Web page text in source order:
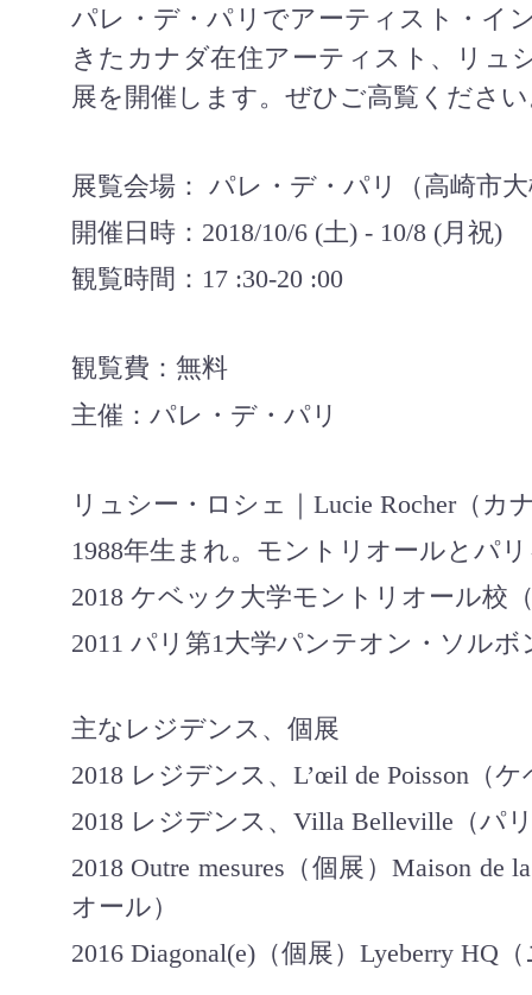
パレ・デ・パリでアーティスト・イ
きたカナダ在住アーティスト、リュ
展を開催します。ぜひご高覧くださ
展覧会場： パレ・デ・パリ（高崎市
開催日時： 2018/10/6 (土) - 10/8 (月祝)
観覧時間： 17 :30-20 :00
観覧費：無料
主催：パレ・デ・パリ
リュシー・ロシェ｜ Lucie Rocher（カ
1988年生まれ。モントリオールとパ
2018 ケベック大学モントリオール校
2011 パリ第1 大学パンテオン・ソル
主なレジデンス、個展
2018 レジデンス、 L’œil de Poisson （
2018 レジデンス、 Villa Belleville （パ
2018 Outre mesures （個展）Maison de
オール）
2016 Diagonal(e) （個展） Lyeberry HQ